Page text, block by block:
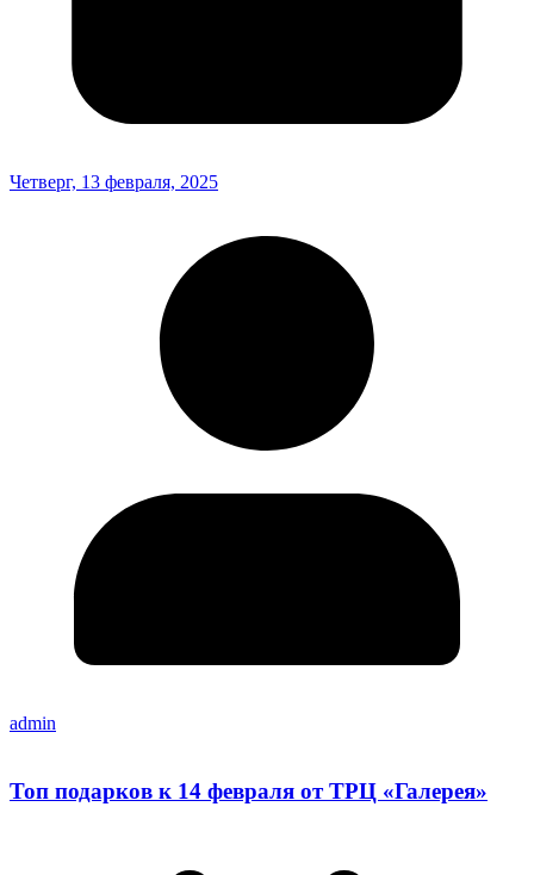
Четверг, 13 февраля, 2025
admin
Топ подарков к 14 февраля от ТРЦ «Галерея»